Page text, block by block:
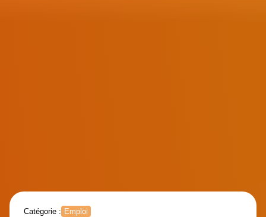
Catégorie : Emploi